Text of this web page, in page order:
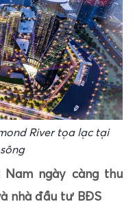
River tọa lạc tại
ngày càng thu
nhà đầu tư BĐS